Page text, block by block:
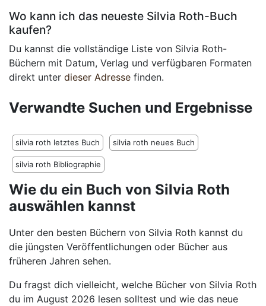
Wo kann ich das neueste Silvia Roth-Buch
kaufen?
Du kannst die vollständige Liste von Silvia Roth-
Büchern mit Datum, Verlag und verfügbaren Formaten
direkt unter dieser Adresse finden.
Verwandte Suchen und Ergebnisse
silvia roth letztes Buch silvia roth neues Buch
silvia roth Bibliographie
Wie du ein Buch von Silvia Roth
auswählen kannst
Unter den besten Büchern von Silvia Roth kannst du
die jüngsten Veröffentlichungen oder Bücher aus
früheren Jahren sehen.
Du fragst dich vielleicht, welche Bücher von Silvia Roth
du im August 2026 lesen solltest und wie das neue